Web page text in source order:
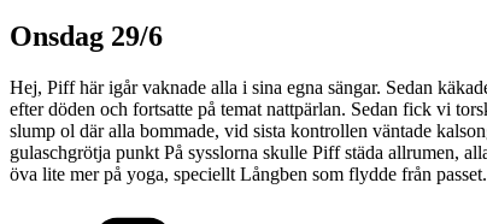
Onsdag 29/6
Hej, Piff här igår vaknade alla i sina egna sängar. Sedan
efter döden och fortsatte på temat nattpärlan. Sedan fick vi
slump ol där alla bommade, vid sista kontrollen väntade
gulaschgrötja punkt På sysslorna skulle Piff städa allrumen,
öva lite mer på yoga, speciellt Långben som flydde från